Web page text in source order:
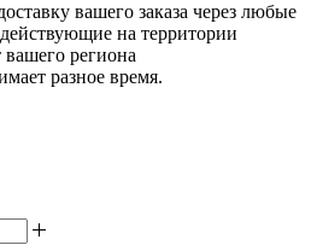
вашего заказа через любые
на территории
региона
разное время.